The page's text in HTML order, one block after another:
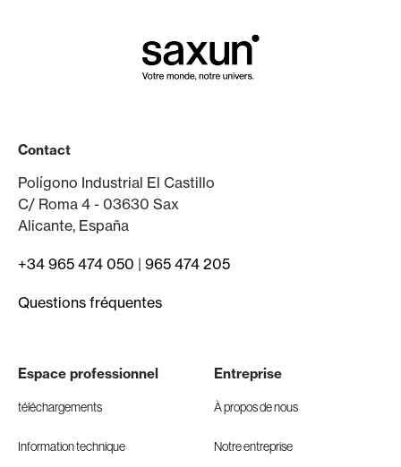
Contact
Polígono Industrial El Castillo
C/ Roma 4 - 03630 Sax
Alicante, España
+34 965 474 050 | 965 474 205
Questions fréquentes
Espace professionnel
téléchargements
Information technique
Entreprise
À propos de nous
Notre entreprise